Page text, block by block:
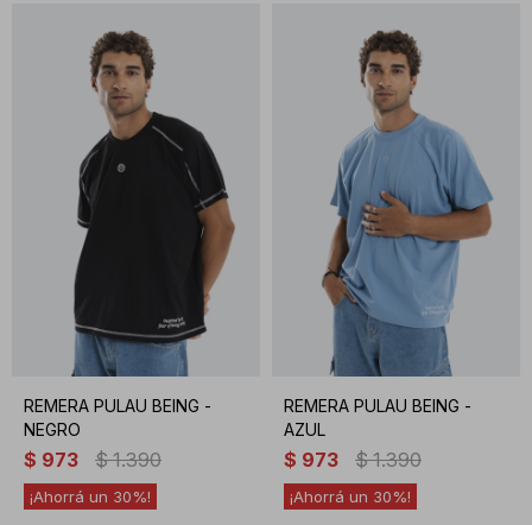
REMERA PULAU BEING -
NEGRO
$ 973 $ 1.390
30
REMERA PULAU BEING -
AZUL
$ 973 $ 1.390
30